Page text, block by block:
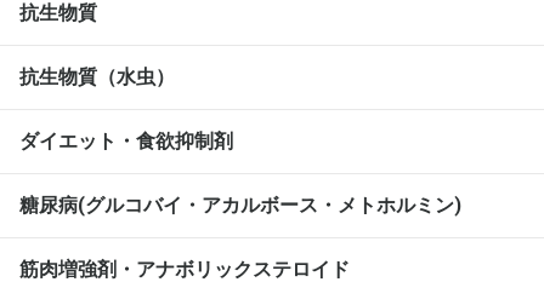
抗生物質
抗生物質（水虫）
ダイエット・食欲抑制剤
糖尿病(グルコバイ・アカルボース・メトホルミン)
筋肉増強剤・アナボリックステロイド